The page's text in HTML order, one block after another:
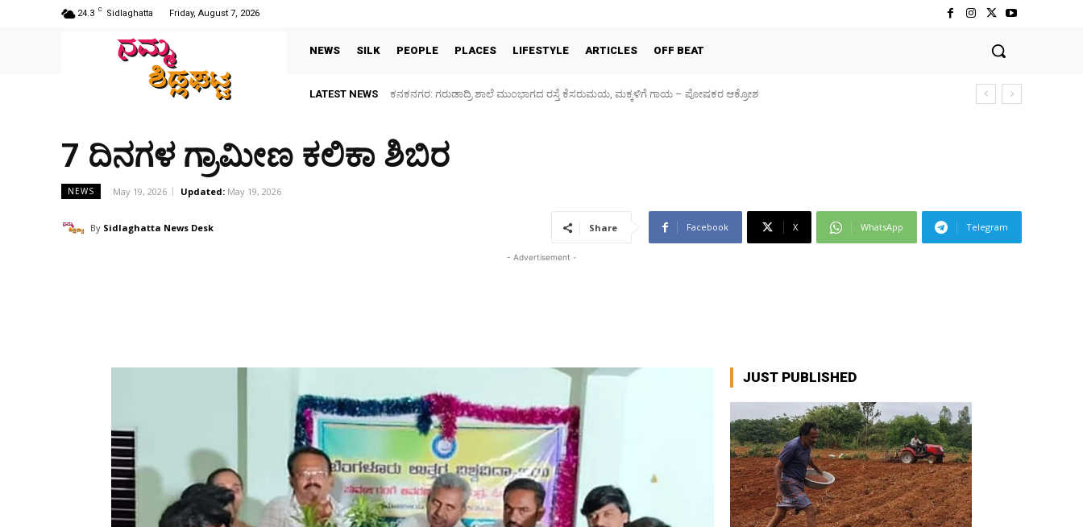
24.3 C Sidlaghatta Friday, August 7, 2026
NEWS SILK PEOPLE PLACES LIFESTYLE ARTICLES OFF BEAT
LATEST NEWS Sidlaghatta Silk Cocoon Market-06/08/2026
7 ದಿನಗಳ ಗ್ರಾಮೀಣ ಕಲಿಕಾ ಶಿಬಿರ
NEWS May 19, 2026 Updated: May 19, 2026
By Sidlaghatta News Desk Share Facebook X WhatsApp Telegram
- Advertisement -
JUST PUBLISHED